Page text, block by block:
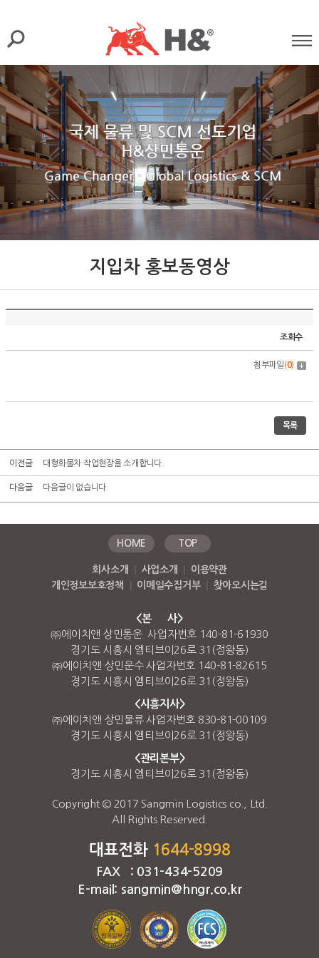
지입차 홍보동영상
조회수
첨부파일(0)
목록
이전글 대형화물차 작업현장을 소개합니다.
다음글 다음글이 없습니다.
HOME TOP
회사소개 사업소개
이용약관
개인정보보호정책
이메일수집거부 찾아오시는길
<본 사>
㈜에이치앤 상민통운 사업자번호 140-81-61930
경기도 시흥시 엠티브이26로 31(정왕동)
㈜에이치앤 상민운수 사업자번호 140-81-82615
경기도 시흥시 엠티브이26로 31(정왕동)
<시흥지사>
㈜에이치앤 상민물류 사업자번호 830-81-00109
경기도 시흥시 엠티브이26로 31(정왕동)
<관리본부>
경기도 시흥시 엠티브이26로 31(정왕동)
Copyright © 2017 Sangmin Logistics co., Ltd.
All Rights Reserved.
대표전화 1644-8998
FAX : 031-434-5209
E-mail: sangmin@hngr.co.kr